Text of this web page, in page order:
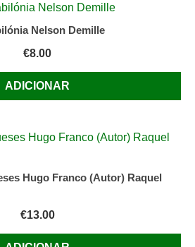
Nelson Demille
€8.00
ADICIONAR
Hugo Franco (Autor) Raquel
€13.00